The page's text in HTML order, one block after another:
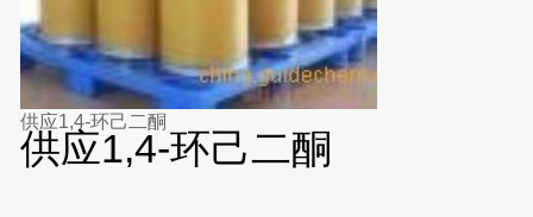
供应1,4-环己二酮
供应1,4-环己二酮